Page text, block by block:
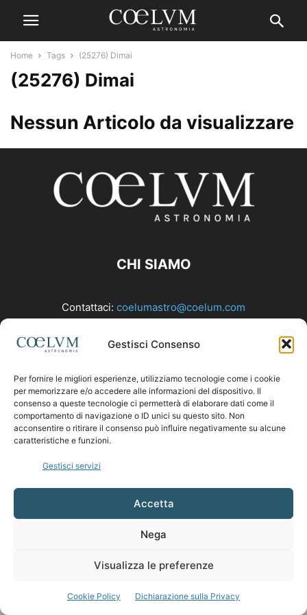
Gestisci Consenso
Per fornire le migliori esperienze, utilizziamo tecnologie come i cookie
per memorizzare e/o accedere alle informazioni del dispositivo. Il
consenso a queste tecnologie ci permetterà di elaborare dati come il
comportamento di navigazione o ID unici su questo sito. Non
acconsentire o ritirare il consenso può influire negativamente su alcune
caratteristiche e funzioni.
Gestisci servizi
Accetta
Nega
Visualizza le preferenze
Cookie Policy Dichiarazione sulla Privacy
Home Tags (25276) Dimai
(25276) Dimai
Nessun Articolo da visualizzare
CHI SIAMO
Contattaci: coelumastro@coelum.com
SEGUICI